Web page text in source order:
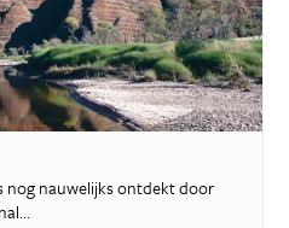
nog nauwelijks ontdekt door